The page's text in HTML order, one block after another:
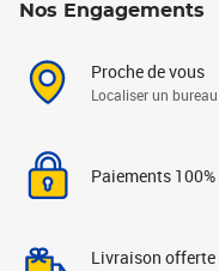
Nos Engagements
Proche de vous
Localiser un
Paiements
Livraison offerte